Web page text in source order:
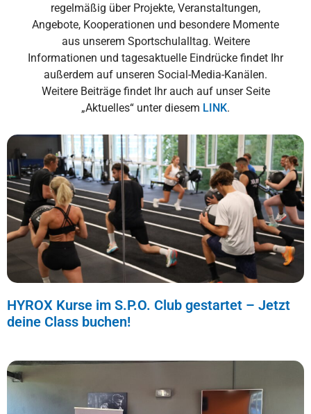
regelmäßig über Projekte, Veranstaltungen,
Angebote, Kooperationen und besondere Momente
aus unserem Sportschulalltag. Weitere
Informationen und tagesaktuelle Eindrücke findet Ihr
außerdem auf unseren Social-Media-Kanälen.
Weitere Beiträge findet Ihr auch auf unser Seite
„Aktuelles“ unter diesem LINK.
HYROX Kurse im S.P.O. Club gestartet – Jetzt
deine Class buchen!